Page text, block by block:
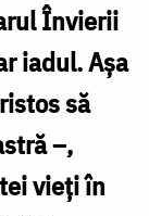
Învierii
iadul. Așa
să
–,
vieți în